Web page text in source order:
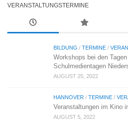
VERANSTALTUNGSTERMINE
BILDUNG / TERMINE /
Workshops bei den
Schulmedientagen
AUGUST 25, 2022
HANNOVER / TERMINE /
Veranstaltungen im Kino
AUGUST 5, 2022